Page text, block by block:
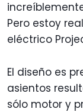
Pero estoy
eléctrico
El diseño es
asientos
sólo motor y